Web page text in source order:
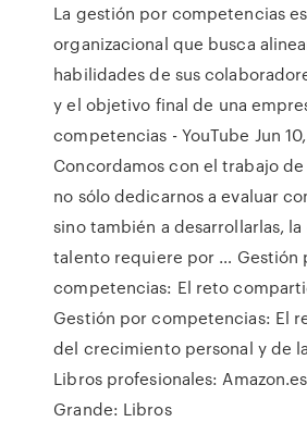
La gestión por competencias
organizacional que busca
habilidades de sus
y el objetivo final de una
competencias - YouTube Jun 10,
Concordamos con el trabajo
no sólo dedicarnos a evaluar
sino también a desarrollarlas,
talento requiere por … Gestión
competencias: El reto
Gestión por competencias: El
del crecimiento personal y de
Libros profesionales:
Grande: Libros